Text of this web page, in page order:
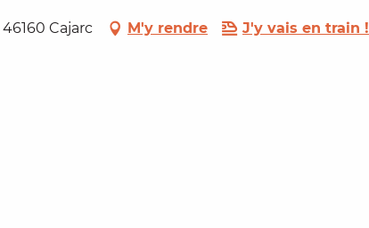
Cajarc M'y rendre J'y vais en train !